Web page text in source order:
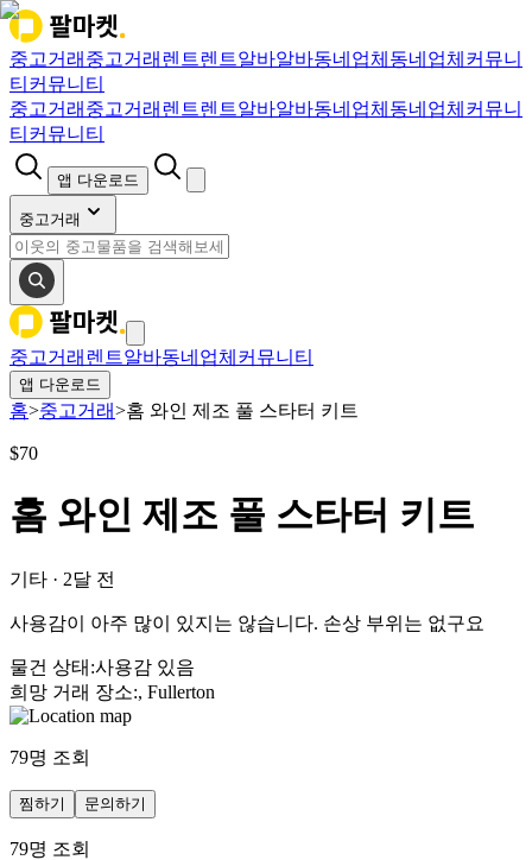
중고거래 중고거래 렌트렌트알바알바동네업체 동네업체 커뮤니
티 커뮤니티
중고거래 중고거래 렌트렌트알바알바동네업체 동네업체 커뮤니
티 커뮤니티
앱 다운로드
중고거래
중고거래 렌트알바동네업체 커뮤니티
앱 다운로드
홈>중고거래>홈 와인 제조 풀 스타터 키트
$70
홈 와인 제조 풀 스타터 키트
기타 · 2달 전
사용감이 아주 많이 있지는 않습니다. 손상 부위는 없구요
물건 상태 :사용감 있음
희망 거래 장소:, Fullerton
79명 조회
찜하기 문의하기
79명 조회